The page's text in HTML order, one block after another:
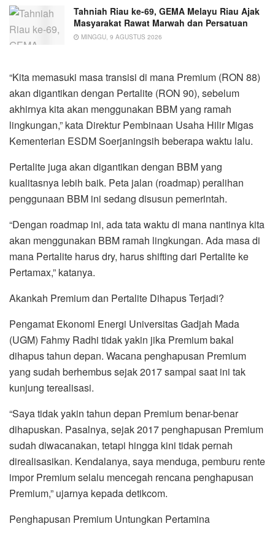
Tahniah Riau ke-69, GEMA Melayu Riau Ajak
Masyarakat Rawat Marwah dan Persatuan
MINGGU, 9 AGUSTUS 2026
“Kita memasuki masa transisi di mana Premium (RON 88)
akan digantikan dengan Pertalite (RON 90), sebelum
akhirnya kita akan menggunakan BBM yang ramah
lingkungan,” kata Direktur Pembinaan Usaha Hilir Migas
Kementerian ESDM Soerjaningsih beberapa waktu lalu.
Pertalite juga akan digantikan dengan BBM yang
kualitasnya lebih baik. Peta jalan (roadmap) peralihan
penggunaan BBM ini sedang disusun pemerintah.
“Dengan roadmap ini, ada tata waktu di mana nantinya kita
akan menggunakan BBM ramah lingkungan. Ada masa di
mana Pertalite harus dry, harus shifting dari Pertalite ke
Pertamax,” katanya.
Akankah Premium dan Pertalite Dihapus Terjadi?
Pengamat Ekonomi Energi Universitas Gadjah Mada
(UGM) Fahmy Radhi tidak yakin jika Premium bakal
dihapus tahun depan. Wacana penghapusan Premium
yang sudah berhembus sejak 2017 sampai saat ini tak
kunjung terealisasi.
“Saya tidak yakin tahun depan Premium benar-benar
dihapuskan. Pasalnya, sejak 2017 penghapusan Premium
sudah diwacanakan, tetapi hingga kini tidak pernah
direalisasikan. Kendalanya, saya menduga, pemburu rente
impor Premium selalu mencegah rencana penghapusan
Premium,” ujarnya kepada detikcom.
Penghapusan Premium Untungkan Pertamina